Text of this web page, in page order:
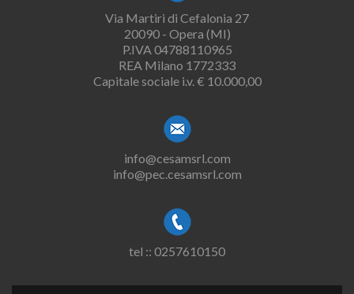
Via Martiri di Cefalonia 27
20090 - Opera (MI)
P.IVA 04788110965
REA Milano 1772333
Capitale sociale i.v. € 10.000,00
info@cesamsrl.com
info@pec.cesamsrl.com
tel :: 0257610150